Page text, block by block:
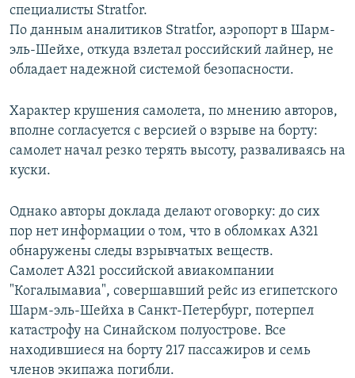
специалисты Stratfor.
По данным аналитиков Stratfor, аэропорт в Шарм-
эль-Шейхе, откуда взлетал российский лайнер, не
обладает надежной системой безопасности.
Характер крушения самолета, по мнению авторов,
вполне согласуется с версией о взрыве на борту:
самолет начал резко терять высоту, разваливаясь на
куски.
Однако авторы доклада делают оговорку: до сих
пор нет информации о том, что в обломках A321
обнаружены следы взрывчатых веществ.
Самолет A321 российской авиакомпании
"Когалымавиа", совершавший рейс из египетского
Шарм-эль-Шейха в Санкт-Петербург, потерпел
катастрофу на Синайском полуострове. Все
находившиеся на борту 217 пассажиров и семь
членов экипажа погибли.